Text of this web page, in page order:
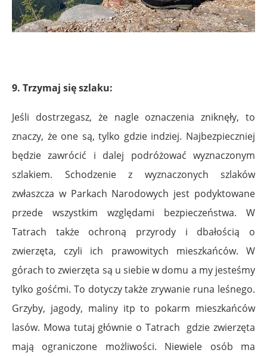
9. Trzymaj się szlaku:
Jeśli dostrzegasz, że nagle oznaczenia zniknęły, to
znaczy, że one są, tylko gdzie indziej. Najbezpieczniej
będzie zawrócić i dalej podróżować wyznaczonym
szlakiem. Schodzenie z wyznaczonych szlaków
zwłaszcza w Parkach Narodowych jest podyktowane
przede wszystkim względami bezpieczeństwa. W
Tatrach także ochroną przyrody i dbałością o
zwierzęta, czyli ich prawowitych mieszkańców. W
górach to zwierzęta są u siebie w domu a my jesteśmy
tylko gośćmi. To dotyczy także zrywanie runa leśnego.
Grzyby, jagody, maliny itp to pokarm mieszkańców
lasów. Mowa tutaj głównie o Tatrach gdzie zwierzęta
mają ograniczone możliwości. Niewiele osób ma